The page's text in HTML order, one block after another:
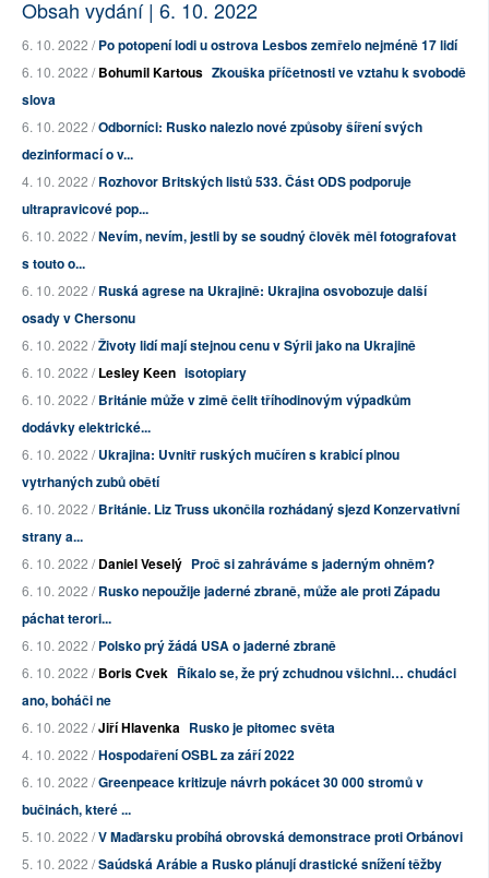
Obsah vydání | 6. 10. 2022
6. 10. 2022 /Po potopení lodi u ostrova Lesbos zemřelo nejméně 17 lidí
6. 10. 2022 /Bohumil Kartous Zkouška příčetnosti ve vztahu k svobodě
slova
6. 10. 2022 /Odborníci: Rusko nalezlo nové způsoby šíření svých
dezinformací o v...
4. 10. 2022 /Rozhovor Britských listů 533. Část ODS podporuje
ultrapravicové pop...
6. 10. 2022 /Nevím, nevím, jestli by se soudný člověk měl fotografovat
s touto o...
6. 10. 2022 /Ruská agrese na Ukrajině: Ukrajina osvobozuje další
osady v Chersonu
6. 10. 2022 /Životy lidí mají stejnou cenu v Sýrii jako na Ukrajině
6. 10. 2022 /Lesley Keen isotopiary
6. 10. 2022 /Británie může v zimě čelit tříhodinovým výpadkům
dodávky elektrické...
6. 10. 2022 /Ukrajina: Uvnitř ruských mučíren s krabicí plnou
vytrhaných zubů obětí
6. 10. 2022 /Británie. Liz Truss ukončila rozhádaný sjezd Konzervativní
strany a...
6. 10. 2022 /Daniel Veselý Proč si zahráváme s jaderným ohněm?
6. 10. 2022 /Rusko nepoužije jaderné zbraně, může ale proti Západu
páchat terori...
6. 10. 2022 /Polsko prý žádá USA o jaderné zbraně
6. 10. 2022 /Boris Cvek Říkalo se, že prý zchudnou všichni… chudáci
ano, boháči ne
6. 10. 2022 /Jiří Hlavenka Rusko je pitomec světa
4. 10. 2022 /Hospodaření OSBL za září 2022
6. 10. 2022 /Greenpeace kritizuje návrh pokácet 30 000 stromů v
bučinách, které ...
5. 10. 2022 /V Maďarsku probíhá obrovská demonstrace proti Orbánovi
5. 10. 2022 /Saúdská Arábie a Rusko plánují drastické snížení těžby